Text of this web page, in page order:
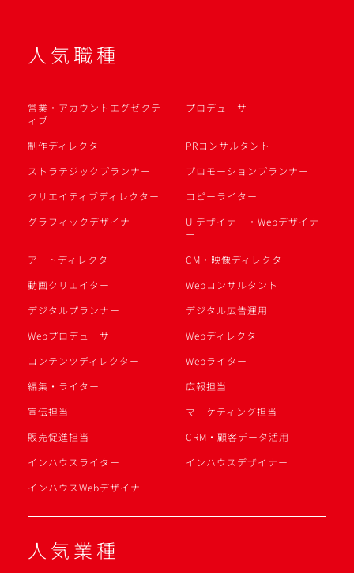
人気職種
営業・アカウントエグゼクテ
ィブ
プロデューサー
制作ディレクター
PRコンサルタント
ストラテジックプランナー
プロモーションプランナー
クリエイティブディレクター
コピーライター
グラフィックデザイナー
UIデザイナー・Webデザイナ
ー
アートディレクター
CM・映像ディレクター
動画クリエイター
Webコンサルタント
デジタルプランナー
デジタル広告運用
Webプロデューサー
Webディレクター
コンテンツディレクター
Webライター
編集・ライター
広報担当
宣伝担当
マーケティング担当
販売促進担当
CRM・顧客データ活用
インハウスライター
インハウスデザイナー
インハウスWebデザイナー
人気業種